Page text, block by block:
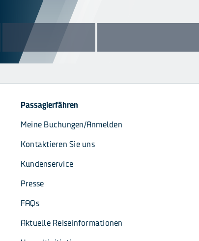
Passagierfähren
Meine Buchungen/Anmelden
Kontaktieren Sie uns
Kundenservice
Presse
FAQs
Aktuelle Reiseinformationen